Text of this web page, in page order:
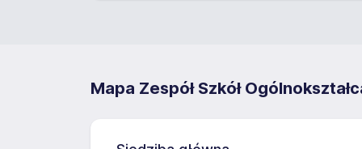
Mapa Zespół Szkół